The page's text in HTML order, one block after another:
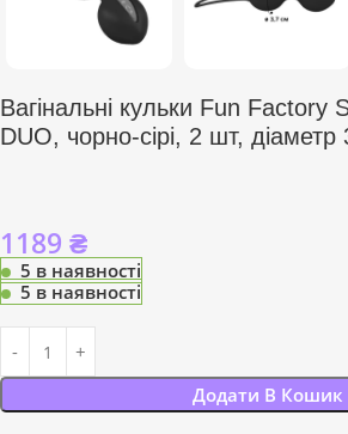
Вагінальні кульки Fun Factory
DUO, чорно-сірі, 2 шт,
1189 ₴
5 в наявності
5 в наявності
Додати В Кошик